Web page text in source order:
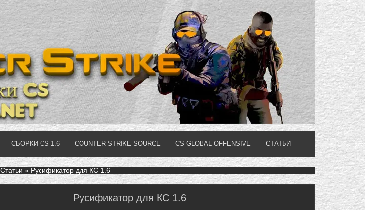
СБОРКИ CS 1.6 COUNTER STRIKE SOURCE CS GLOBAL OFFENSIVE СТАТЬИ
Статьи » Русификатор для КС 1.6
Русификатор для КС 1.6